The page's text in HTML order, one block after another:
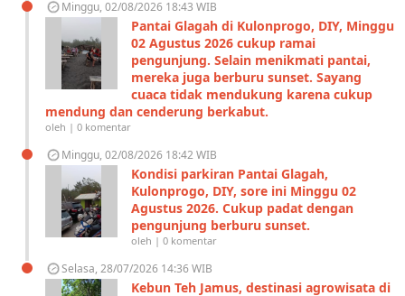
Minggu, 02/08/2026 18:43 WIB
Pantai Glagah di Kulonprogo, DIY, Minggu
02 Agustus 2026 cukup ramai
pengunjung. Selain menikmati pantai,
mereka juga berburu sunset. Sayang
cuaca tidak mendukung karena cukup
mendung dan cenderung berkabut.
oleh | 0 komentar
Minggu, 02/08/2026 18:42 WIB
Kondisi parkiran Pantai Glagah,
Kulonprogo, DIY, sore ini Minggu 02
Agustus 2026. Cukup padat dengan
pengunjung berburu sunset.
oleh | 0 komentar
Selasa, 28/07/2026 14:36 WIB
Kebun Teh Jamus, destinasi agrowisata di